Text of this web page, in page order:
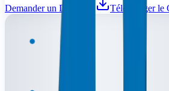
Demander un Devis Télécharger le